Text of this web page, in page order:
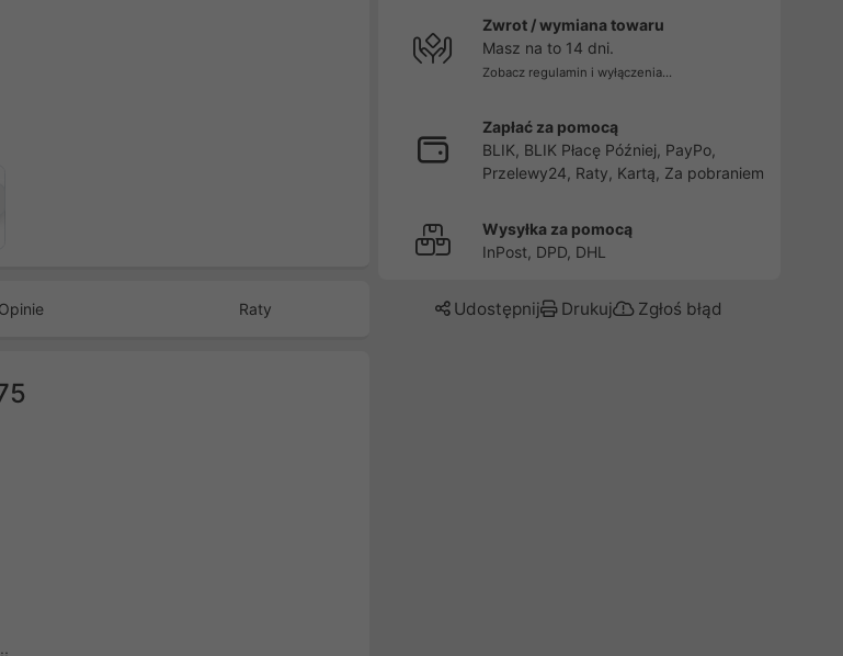
Opinie Raty
Zwrot / wymiana towaru
Masz na to 14 dni.
Zobacz regulamin i wyłączenia...
Zapłać za pomocą
BLIK, BLIK Płacę Później, PayPo,
Przelewy24, Raty, Kartą, Za pobraniem
Wysyłka za pomocą
InPost, DPD, DHL
Udostępnij Drukuj Zgłoś błąd